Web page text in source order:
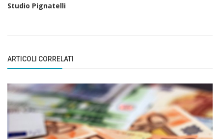
Studio Pignatelli
ARTICOLI CORRELATI